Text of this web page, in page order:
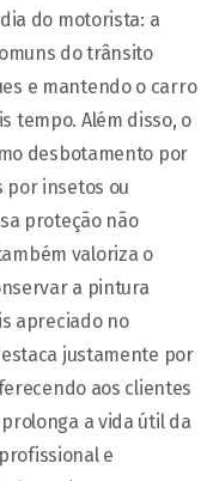
do motorista: a
do trânsito
e mantendo o carro
tempo. Além disso, o
desbotamento por
por insetos ou
proteção não
valoriza o
a pintura
apreciado no
justamente por
aos clientes
a vida útil da
e